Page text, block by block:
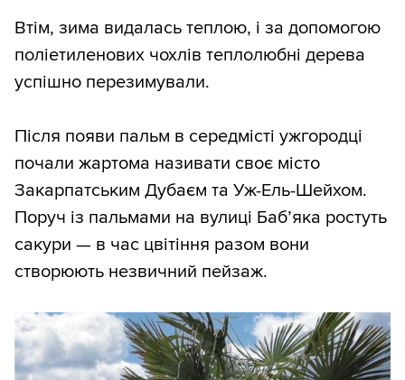
Втім, зима видалась теплою, і за допомогою
поліетиленових чохлів теплолюбні дерева
успішно перезимували.
Після появи пальм в середмісті ужгородці
почали жартома називати своє місто
Закарпатським Дубаєм та Уж-Ель-Шейхом.
Поруч із пальмами на вулиці Баб’яка ростуть
сакури — в час цвітіння разом вони
створюють незвичний пейзаж.